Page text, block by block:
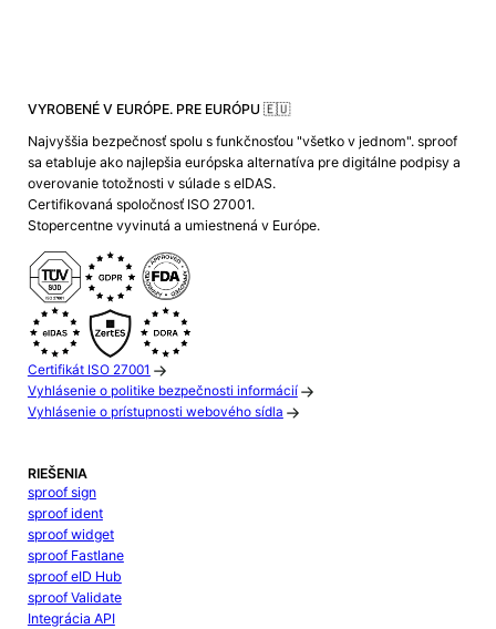
VYROBENÉ V EURÓPE. PRE EURÓPU 🇪🇺
Najvyššia bezpečnosť spolu s funkčnosťou "všetko v jednom". sproof
sa etabluje ako najlepšia európska alternatíva pre digitálne podpisy a
overovanie totožnosti v súlade s eIDAS.
Certifikovaná spoločnosť ISO 27001.
Stopercentne vyvinutá a umiestnená v Európe.
Certifikát ISO 27001
Vyhlásenie o politike bezpečnosti informácií
Vyhlásenie o prístupnosti webového sídla
RIEŠENIA
sproof sign
sproof ident
sproof widget
sproof Fastlane
sproof eID Hub
sproof Validate
Integrácia API